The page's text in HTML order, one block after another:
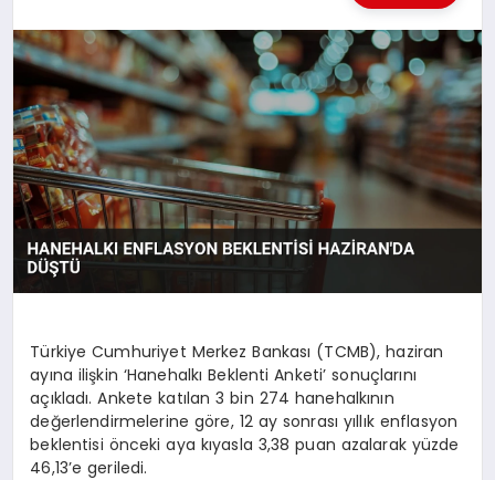
MAGAZIN
SAĞLIK
SIYASET
SPOR
Türkiye Cumhuriyet Merkez Bankası (TCMB), haziran
ayına ilişkin ‘Hanehalkı Beklenti Anketi’ sonuçlarını
açıkladı. Ankete katılan 3 bin 274 hanehalkının
değerlendirmelerine göre, 12 ay sonrası yıllık enflasyon
beklentisi önceki aya kıyasla 3,38 puan azalarak yüzde
46,13’e geriledi.